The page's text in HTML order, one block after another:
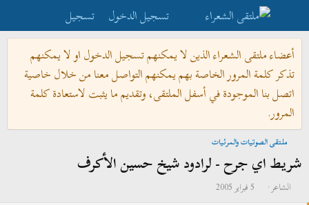
تسجيل الدخول
تسجيل
أعضاء ملتقى الشعراء الذين لا يمكنهم تسجيل الدخول او لا يمكنهم
تذكر كلمة المرور الخاصة بهم يمكنهم التواصل معنا من خلال خاصية
اتصل بنا الموجودة في أسفل الملتقى، وتقديم ما يثبت لاستعادة كلمة
المرور.
ملتقى الصوتيات والمرئيات
شريط اي جرح - لرادود شيخ حسين الأكرف
بالشاعر
ت5 فبراير 2005